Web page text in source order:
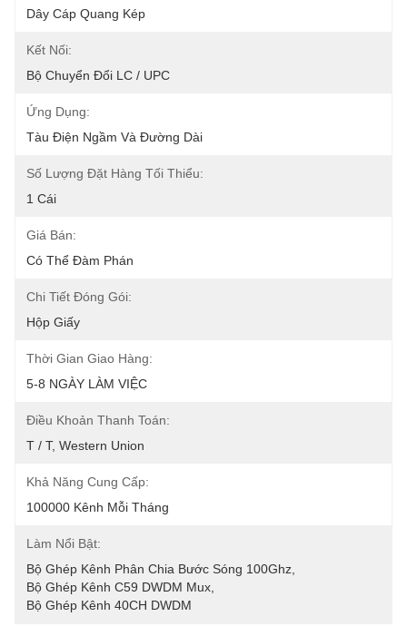
Dây Cáp Quang Kép
Kết Nối:
Bộ Chuyển Đổi LC / UPC
Ứng Dụng:
Tàu Điện Ngầm Và Đường Dài
Số Lượng Đặt Hàng Tối Thiểu:
1 Cái
Giá Bán:
Có Thể Đàm Phán
Chi Tiết Đóng Gói:
Hộp Giấy
Thời Gian Giao Hàng:
5-8 NGÀY LÀM VIỆC
Điều Khoản Thanh Toán:
T / T, Western Union
Khả Năng Cung Cấp:
100000 Kênh Mỗi Tháng
Làm Nổi Bật:
Bộ Ghép Kênh Phân Chia Bước Sóng 100Ghz
Bộ Ghép Kênh C59 DWDM Mux
Bộ Ghép Kênh 40CH DWDM